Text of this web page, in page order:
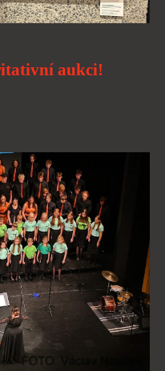
aukci!